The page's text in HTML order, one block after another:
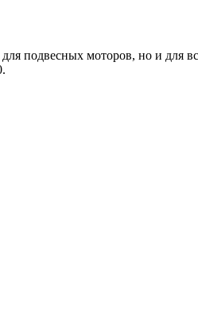
подвесных моторов, но и для